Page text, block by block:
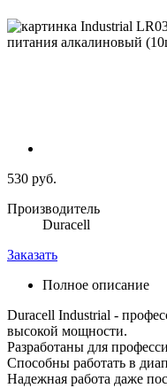
530 руб.
Производитель
Duracell
Заказать
Полное описание
Duracell Industrial -
высокой мощности.
Разработаны для
Способны работать в
Надежная работа даже